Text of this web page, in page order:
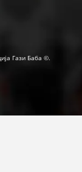
Гази Баба ©.